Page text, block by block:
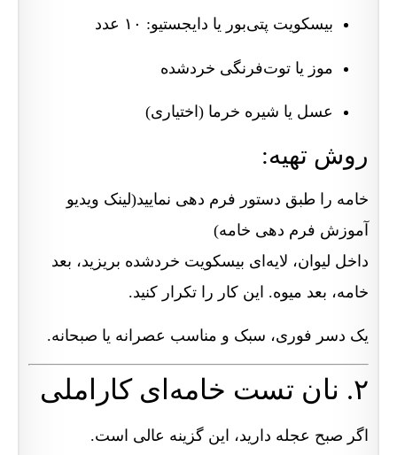
بیسکویت پتی‌بور یا دایجستیو: ۱۰ عدد
موز یا توت‌فرنگی خردشده
عسل یا شیره خرما (اختیاری)
روش تهیه:
خامه را طبق دستور فرم دهی نمایید(لینک ویدیو
آموزش فرم دهی خامه)
داخل لیوان، لایه‌ای بیسکویت خردشده بریزید، بعد
خامه، بعد میوه. این کار را تکرار کنید.
یک دسر فوری، سبک و مناسب عصرانه یا صبحانه.
۲. نان تست خامه‌ای کاراملی
اگر صبح عجله دارید، این گزینه عالی است.